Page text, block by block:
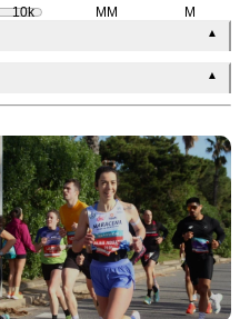
10k MM M
▲
▲